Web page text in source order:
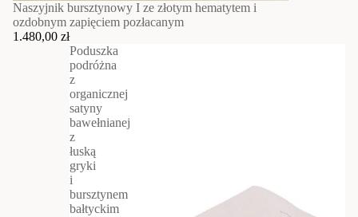
Naszyjnik bursztynowy I ze złotym hematytem i
ozdobnym zapięciem pozłacanym
1.480,00 zł
Poduszka
podróżna
z
organicznej
satyny
bawełnianej
z
łuską
gryki
i
bursztynem
bałtyckim